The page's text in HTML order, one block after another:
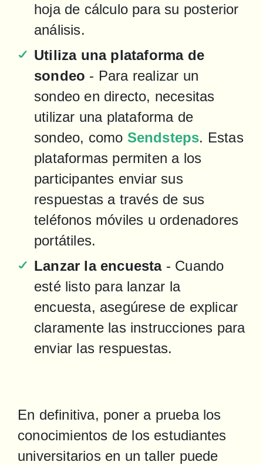
hoja de cálculo para su posterior
análisis.
Utiliza una plataforma de
sondeo - Para realizar un
sondeo en directo, necesitas
utilizar una plataforma de
sondeo, como Sendsteps. Estas
plataformas permiten a los
participantes enviar sus
respuestas a través de sus
teléfonos móviles u ordenadores
portátiles.
Lanzar la encuesta - Cuando
esté listo para lanzar la
encuesta, asegúrese de explicar
claramente las instrucciones para
enviar las respuestas.
En definitiva, poner a prueba los
conocimientos de los estudiantes
universitarios en un taller puede